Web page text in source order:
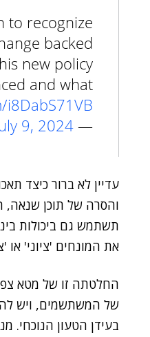
to recognize
backed
new policy
and what
i8DabS71VB
— CyberWell (@CyberWell_org)
9, 2024
עדיין לא ברור כיצד
והסרה של תוכן שנאה,
תשתמש גם ביכולות
את המונחים 'ציוני' או
החלטתה זו של ​​מטא
של המשתשמים, ויש
בעידן הטעון הנוכחי.